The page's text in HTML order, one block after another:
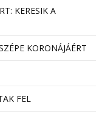
KERESIK A
KORONÁJÁÉRT
FEL